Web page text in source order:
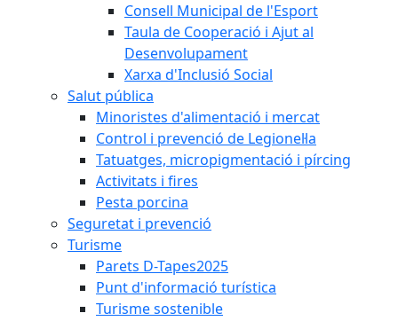
Consell Municipal de l'Esport
Taula de Cooperació i Ajut al
Desenvolupament
Xarxa d'Inclusió Social
Salut pública
Minoristes d'alimentació i mercat
Control i prevenció de Legionel·la
Tatuatges, micropigmentació i pírcing
Activitats i fires
Pesta porcina
Seguretat i prevenció
Turisme
Parets D-Tapes2025
Punt d'informació turística
Turisme sostenible